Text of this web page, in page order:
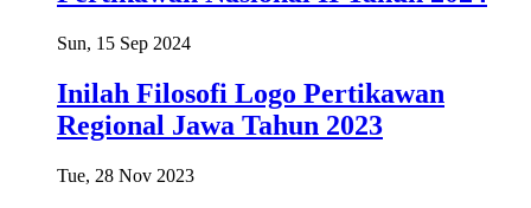
Sun, 15 Sep 2024
Inilah Filosofi Logo Pertikawan
Regional Jawa Tahun 2023
Tue, 28 Nov 2023